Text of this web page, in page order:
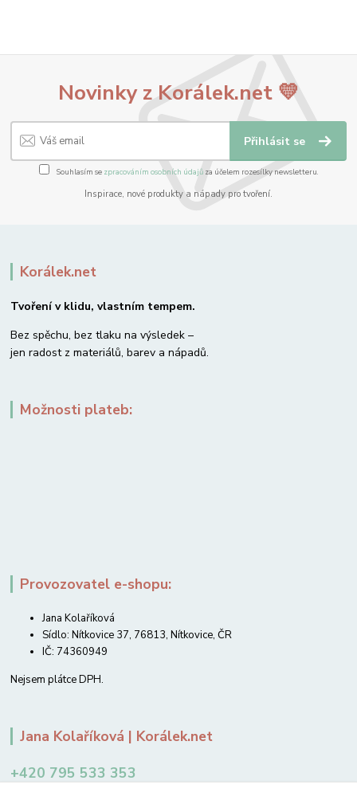
Novinky z Korálek.net 💛
Přihlásit se
Souhlasím se zpracováním osobních údajůza účelem rozesílky newsletteru.
Inspirace, nové produkty a nápady pro tvoření.
Korálek.net
Tvoření v klidu, vlastním tempem.
Bez spěchu, bez tlaku na výsledek –
jen radost z materiálů, barev a nápadů.
Možnosti plateb:
Provozovatel e-shopu:
Jana Kolaříková
Sídlo: Nítkovice 37, 76813, Nítkovice, ČR
IČ: 74360949
Nejsem plátce DPH.
Jana Kolaříková | Korálek.net
+420 795 533 353